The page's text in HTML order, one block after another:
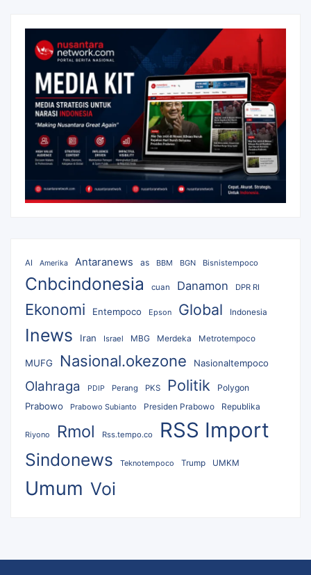
AI Amerika Antaranews as BBM BGN Bisnistempoco
Cnbcindonesia cuan Danamon DPR RI
Ekonomi Entempoco Epson Global Indonesia
Inews Iran Israel MBG Merdeka Metrotempoco
MUFG Nasional.okezone Nasionaltempoco
Olahraga PDIP Perang PKS Politik Polygon
Prabowo Prabowo Subianto Presiden Prabowo Republika
Riyono Rmol Rss.tempo.co RSS Import
Sindonews Teknotempoco Trump UMKM
Umum Voi